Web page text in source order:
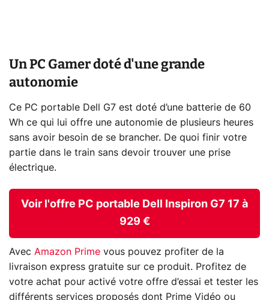
Un PC Gamer doté d'une grande
autonomie
Ce PC portable Dell G7 est doté d’une batterie de 60
Wh ce qui lui offre une autonomie de plusieurs heures
sans avoir besoin de se brancher. De quoi finir votre
partie dans le train sans devoir trouver une prise
électrique.
Voir l'offre PC portable Dell Inspiron G7 17 à
929 €
Avec Amazon Prime vous pouvez profiter de la
livraison express gratuite sur ce produit. Profitez de
votre achat pour activé votre offre d’essai et tester les
différents services proposés dont Prime Vidéo ou